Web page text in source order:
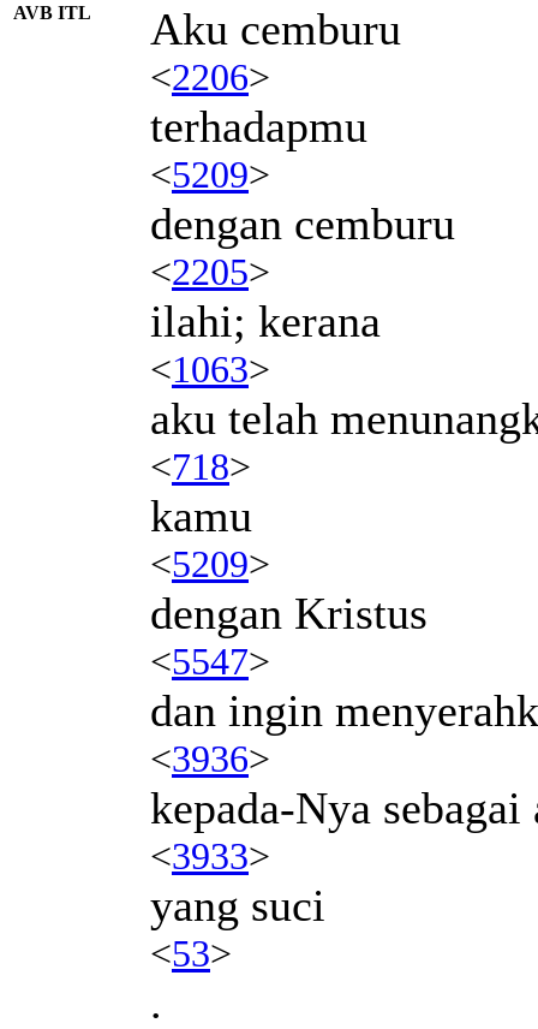
AVB ITL Aku cemburu
<2206>
terhadapmu
<5209>
dengan cemburu
<2205>
ilahi; kerana
<1063>
aku telah
<718>
kamu
<5209>
dengan Kristus
<5547>
dan ingin
<3936>
kepada-Nya sebagai
<3933>
yang suci
<53>
.